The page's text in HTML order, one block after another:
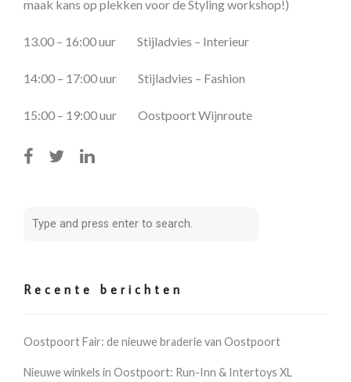
maak kans op plekken voor de Styling workshop!)
13.00 – 16:00 uur Stijladvies – Interieur
14:00 – 17:00 uur Stijladvies – Fashion
15:00 – 19:00 uur Oostpoort Wijnroute
Recente berichten
Oostpoort Fair: de nieuwe braderie van Oostpoort
Nieuwe winkels in Oostpoort: Run-Inn & Intertoys XL